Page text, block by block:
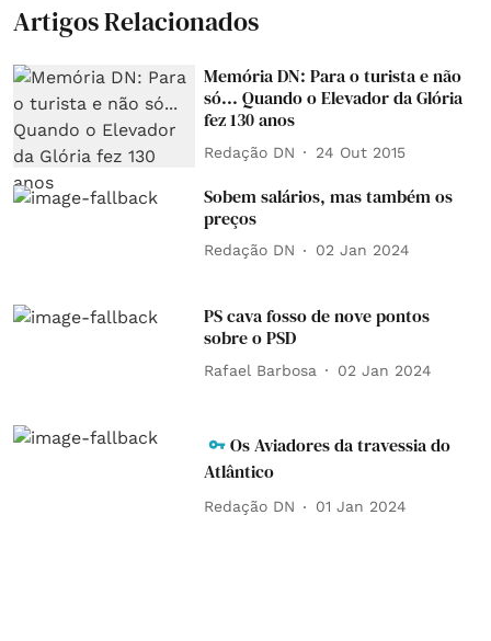
Artigos Relacionados
Memória DN: Para o turista e não
só... Quando o Elevador da Glória
fez 130 anos
Redação DN 24 Out 2015
Sobem salários, mas também os
preços
Redação DN 02 Jan 2024
PS cava fosso de nove pontos
sobre o PSD
Rafael Barbosa 02 Jan 2024
Os Aviadores da travessia do
Atlântico
Redação DN 01 Jan 2024